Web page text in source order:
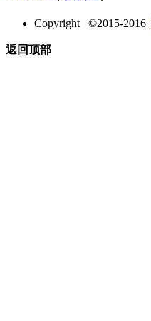
Copyright ©2015-2016
返回顶部